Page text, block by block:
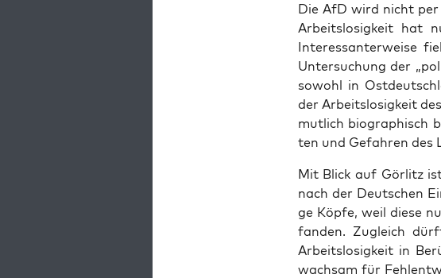
Die AfD wird nicht per
Arbeits­lo­sig­keit hat
Inter­es­san­ter­wei­se
Unter­su­chung der
sowohl in
der Arbeits­lo­sig­keit
mut­lich bio­gra­phisch
ten und Gefah­ren des
Mit Blick auf Gör­litz
nach der Deut­schen
ge Köp­fe, weil die­se
fan­den. Zugleich
Arbeits­lo­sig­keit in
wach­sam für